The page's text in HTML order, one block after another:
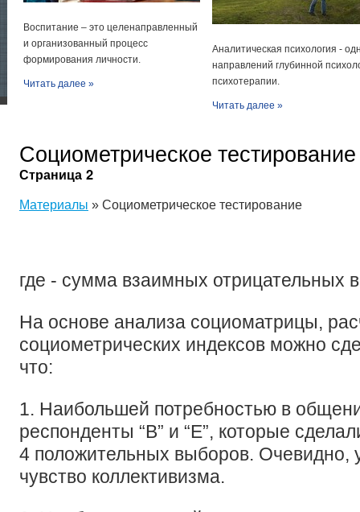
Воспитание – это целенаправленный
и организованный процесс
формирования личности.
Читать далее »
Аналитическая психология -
направлений глубинной
психотерапии.
Читать далее »
Социометрическое тестирование
Страница 2
Материалы » Социометрическое тестирование
где - сумма взаимных отрицательных
На основе анализа социоматрицы,
социометрических индексов можно
что:
1. Наибольшей потребностью в
респонденты “В” и “Е”, которые
4 положительных выборов. Очевидно,
чувство коллективизма.